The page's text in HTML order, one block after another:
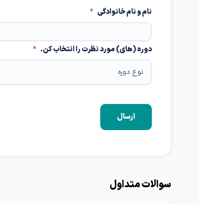
نام و نام خانوادگی *
دوره (های) مورد نظرت را انتخاب کن. *
سوالات متداول